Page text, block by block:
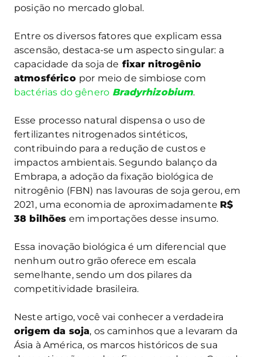
posição no mercado global.
Entre os diversos fatores que explicam essa
ascensão, destaca-se um aspecto singular: a
capacidade da soja de fixar nitrogênio
atmosférico por meio de simbiose com
bactérias do gênero Bradyrhizobium.
Esse processo natural dispensa o uso de
fertilizantes nitrogenados sintéticos,
contribuindo para a redução de custos e
impactos ambientais. Segundo balanço da
Embrapa, a adoção da fixação biológica de
nitrogênio (FBN) nas lavouras de soja gerou, em
2021, uma economia de aproximadamente R$
38 bilhões em importações desse insumo.
Essa inovação biológica é um diferencial que
nenhum outro grão oferece em escala
semelhante, sendo um dos pilares da
competitividade brasileira.
Neste artigo, você vai conhecer a verdadeira
origem da soja, os caminhos que a levaram da
Ásia à América, os marcos históricos de sua